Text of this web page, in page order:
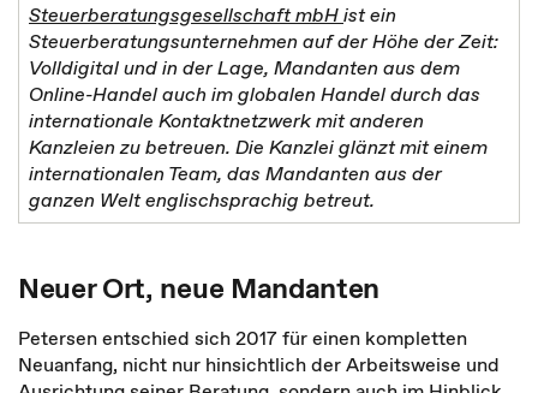
Steuerberatungsgesellschaft mbHist ein
Steuerberatungsunternehmen auf der Höhe der Zeit:
Volldigital und in der Lage, Mandanten aus dem
Online-Handel auch im globalen Handel durch das
internationale Kontaktnetzwerk mit anderen
Kanzleien zu betreuen. Die Kanzlei glänzt mit einem
internationalen Team, das Mandanten aus der
ganzen Welt englischsprachig betreut.
Neuer Ort, neue Mandanten
Petersen entschied sich 2017 für einen kompletten
Neuanfang, nicht nur hinsichtlich der Arbeitsweise und